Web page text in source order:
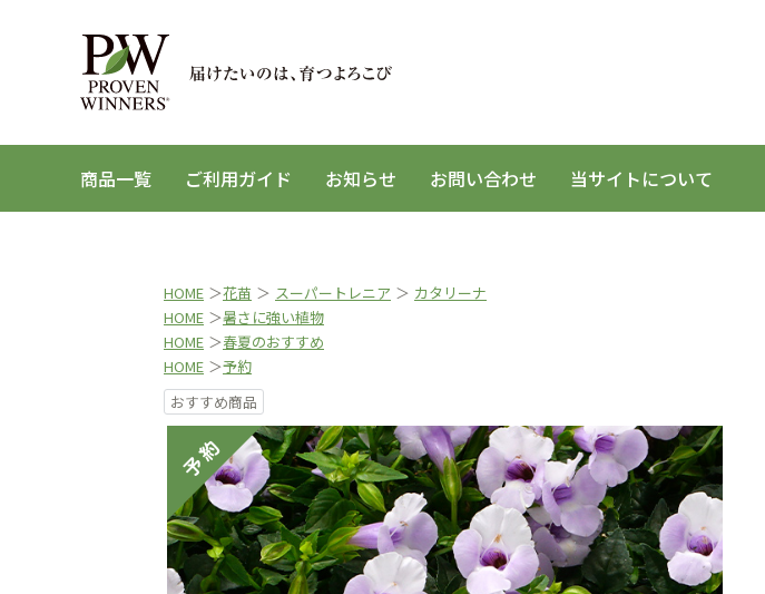
商品一覧 ご利用ガイド お知らせ お問い合わせ 当サイトについて
HOME ＞花苗 ＞ スーパートレニア ＞ カタリーナ
HOME ＞暑さに強い植物
HOME ＞春夏のおすすめ
HOME ＞予約
おすすめ商品